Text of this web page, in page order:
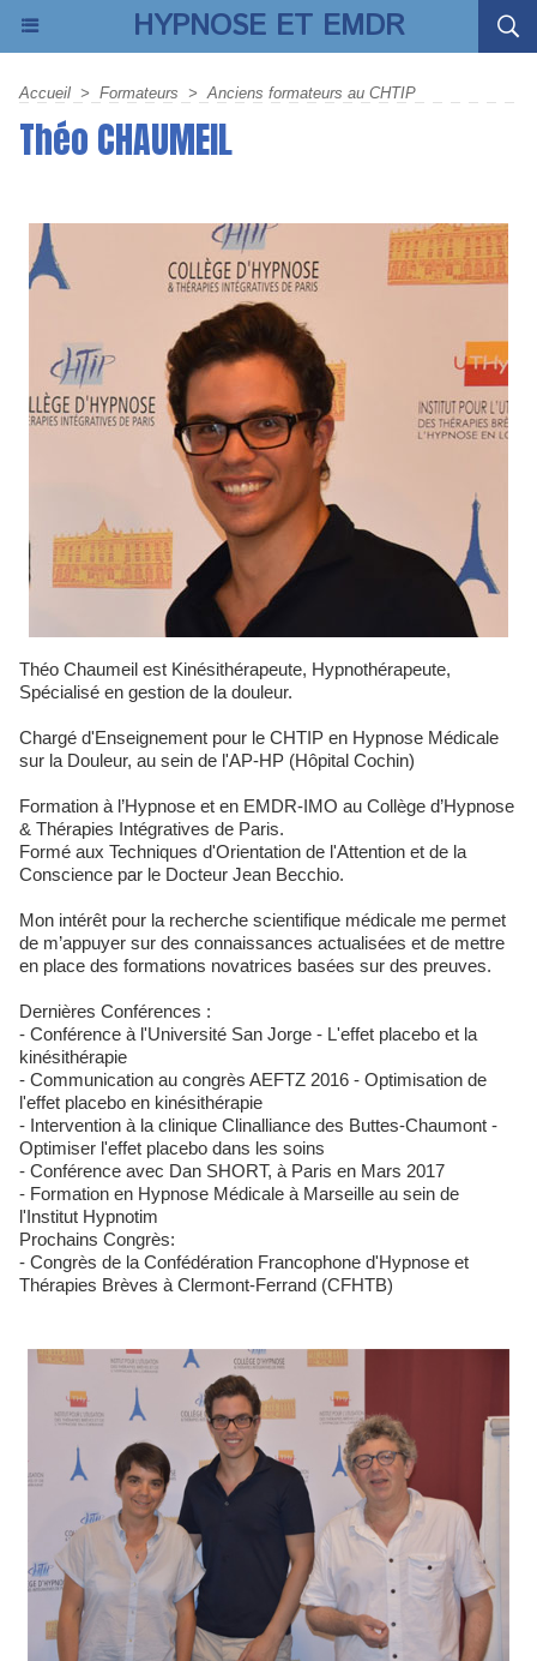
HYPNOSE ET EMDR
Accueil > Formateurs > Anciens formateurs au CHTIP
Théo CHAUMEIL
Théo Chaumeil est Kinésithérapeute, Hypnothérapeute,
Spécialisé en gestion de la douleur.
Chargé d'Enseignement pour le CHTIP en Hypnose Médicale
sur la Douleur, au sein de l'AP-HP (Hôpital Cochin)
Formation à l’Hypnose et en EMDR-IMO au Collège d’Hypnose
& Thérapies Intégratives de Paris.
Formé aux Techniques d'Orientation de l'Attention et de la
Conscience par le Docteur Jean Becchio.
Mon intérêt pour la recherche scientifique médicale me permet
de m’appuyer sur des connaissances actualisées et de mettre
en place des formations novatrices basées sur des preuves.
Dernières Conférences :
- Conférence à l'Université San Jorge - L'effet placebo et la
kinésithérapie
- Communication au congrès AEFTZ 2016 - Optimisation de
l'effet placebo en kinésithérapie
- Intervention à la clinique Clinalliance des Buttes-Chaumont -
Optimiser l'effet placebo dans les soins
- Conférence avec Dan SHORT, à Paris en Mars 2017
- Formation en Hypnose Médicale à Marseille au sein de
l'Institut Hypnotim
Prochains Congrès:
- Congrès de la Confédération Francophone d'Hypnose et
Thérapies Brèves à Clermont-Ferrand (CFHTB)